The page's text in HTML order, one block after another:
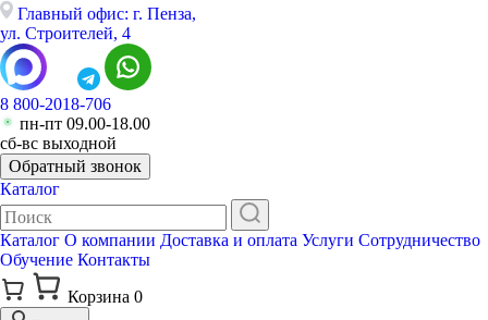
Главный офис: г. Пенза,
ул. Строителей, 4
8 800-2018-706
пн-пт 09.00-18.00
сб-вс выходной
Обратный звонок
Каталог
Каталог О компании Доставка и оплата Услуги Сотрудничество
Обучение Контакты
Корзина 0